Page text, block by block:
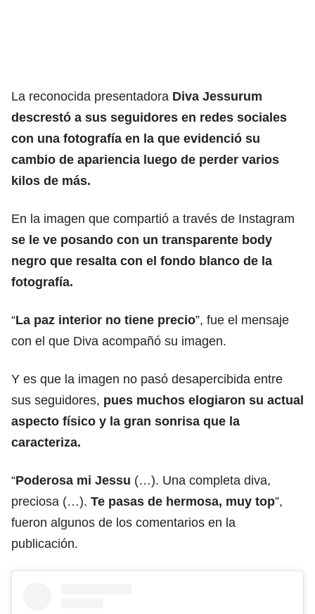
La reconocida presentadora Diva Jessurum
descrestó a sus seguidores en redes sociales
con una fotografía en la que evidenció su
cambio de apariencia luego de perder varios
kilos de más.
En la imagen que compartió a través de Instagram
se le ve posando con un transparente body
negro que resalta con el fondo blanco de la
fotografía.
“La paz interior no tiene precio”, fue el mensaje
con el que Diva acompañó su imagen.
Y es que la imagen no pasó desapercibida entre
sus seguidores, pues muchos elogiaron su actual
aspecto físico y la gran sonrisa que la
caracteriza.
“Poderosa mi Jessu (…). Una completa diva,
preciosa (…). Te pasas de hermosa, muy top”,
fueron algunos de los comentarios en la
publicación.